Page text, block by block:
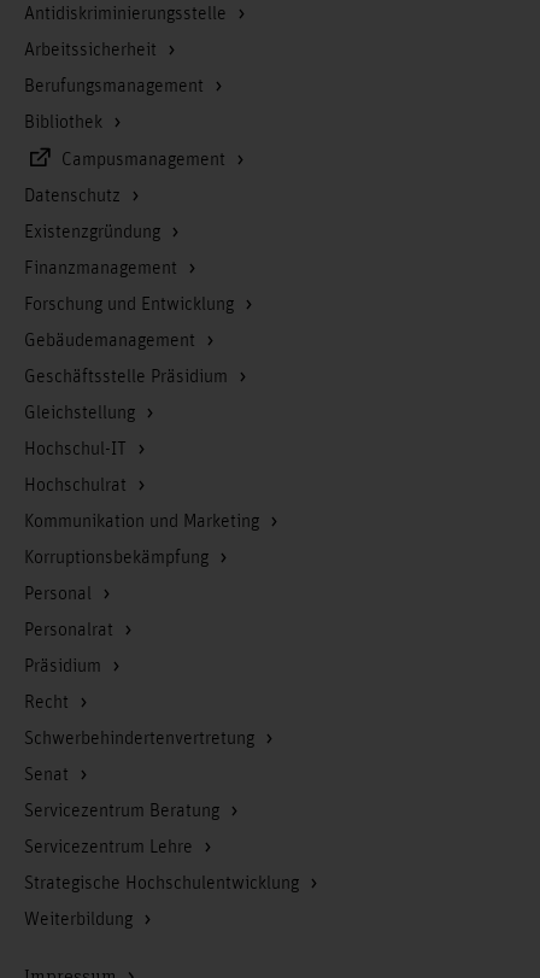
Antidiskriminierungsstelle
Arbeitssicherheit
Berufungsmanagement
Bibliothek
Campusmanagement
Datenschutz
Existenzgründung
Finanzmanagement
Forschung und Entwicklung
Gebäudemanagement
Geschäftsstelle Präsidium
Gleichstellung
Hochschul-IT
Hochschulrat
Kommunikation und Marketing
Korruptionsbekämpfung
Personal
Personalrat
Präsidium
Recht
Schwerbehindertenvertretung
Senat
Servicezentrum Beratung
Servicezentrum Lehre
Strategische Hochschulentwicklung
Weiterbildung